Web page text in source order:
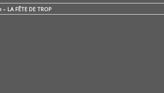
LA FÊTE DE TROP